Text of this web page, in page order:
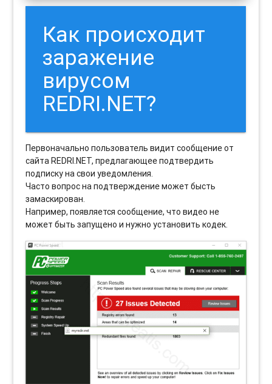
Как происходит
заражение
вирусом
REDRI.NET?
Первоначально пользователь видит сообщение от
сайта REDRI.NET, предлагающее подтвердить
подписку на свои уведомления.
Часто вопрос на подтверждение может бысть
замаскирован.
Например, появляется сообщение, что видео не
может быть запущено и нужно установить кодек.